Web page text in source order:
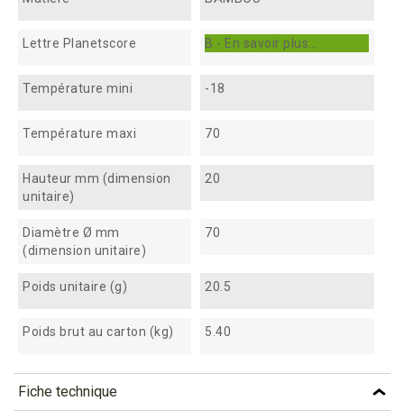
Lettre Planetscore B - En savoir plus...
Température mini -18
Température maxi 70
Hauteur mm (dimension
unitaire)
20
Diamètre Ø mm
(dimension unitaire)
70
Poids unitaire (g) 20.5
Poids brut au carton (kg) 5.40
Fiche technique